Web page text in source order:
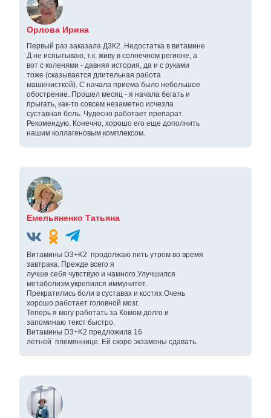
Орлова Ирина
Первый раз заказала Д3К2. Недостатка в витамине
Д не испытываю, т.к. живу в солнечном регионе, а
вот с коленями - давняя история, да и с руками
тоже (сказывается длительная работа
машинисткой). С начала приема было небольшое
обострение. Прошел месяц - я начала бегать и
прыгать, как-то совсем незаметно исчезла
суставная боль. Чудесно работает препарат.
Рекомендую. Конечно, хорошо его еще дополнить
нашим коллагеновым комплексом.
Емельяненко Татьяна
Витамины D3+K2 продолжаю пить утром во время
завтрака. Прежде всего я
лучше себя чувствую и намного.Улучшился
метаболизм,укрепился иммунитет.
Прекратились боли в суставах и костях.Очень
хорошо работает головной мозг.
Теперь я могу работать за Комом долго и
запоминаю текст быстро.
Витамины D3+K2 предложила 16
летней племяннице. Ей скоро экзамены сдавать.